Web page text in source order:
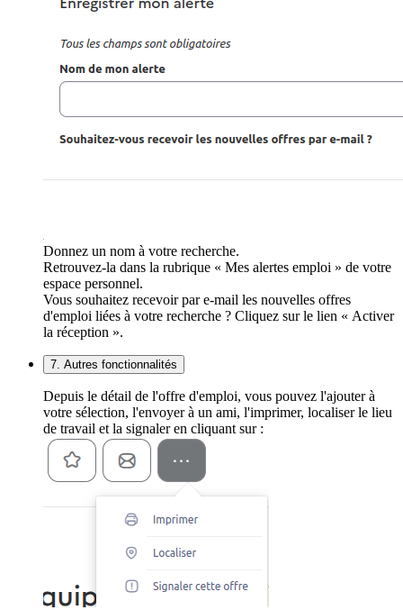
Donnez un nom à votre recherche.
Retrouvez-la dans la rubrique « Mes alertes emploi » de votre
espace personnel.
Vous souhaitez recevoir par e-mail les nouvelles offres
d'emploi liées à votre recherche ? Cliquez sur le lien « Activer
la réception ».
7. Autres fonctionnalités
Depuis le détail de l'offre d'emploi, vous pouvez l'ajouter à
votre sélection, l'envoyer à un ami, l'imprimer, localiser le lieu
de travail et la signaler en cliquant sur :